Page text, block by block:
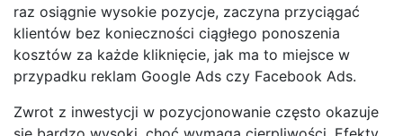
raz osiągnie wysokie pozycje, zaczyna przyciągać
klientów bez konieczności ciągłego ponoszenia
kosztów za każde kliknięcie, jak ma to miejsce w
przypadku reklam Google Ads czy Facebook Ads.
Zwrot z inwestycji w pozycjonowanie często okazuje